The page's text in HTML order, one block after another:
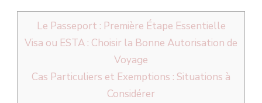
Le Passeport : Première Étape Essentielle
Visa ou ESTA : Choisir la Bonne Autorisation de
Voyage
Cas Particuliers et Exemptions : Situations à
Considérer